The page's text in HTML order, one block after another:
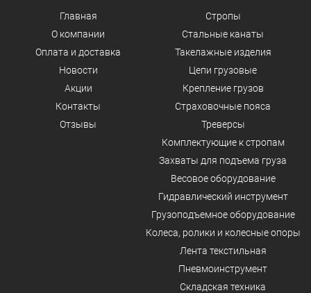
Главная
О компании
Оплата и доставка
Новости
Акции
Контакты
Отзывы
Стропы
Стальные канаты
Такелажные изделия
Цепи грузовые
Крепление грузов
Страховочные пояса
Треверсы
Комплектующие к стропам
Захваты для подъема груза
Весовое оборудование
Гидравлический инструмент
Грузоподъемное оборудование
Колеса, ролики и колесные опоры
Лента текстильная
Пневмоинструмент
Складская техника